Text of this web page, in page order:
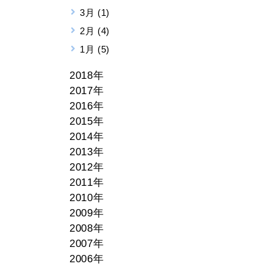
3月 (1)
2月 (4)
1月 (5)
2018年
2017年
2016年
2015年
2014年
2013年
2012年
2011年
2010年
2009年
2008年
2007年
2006年